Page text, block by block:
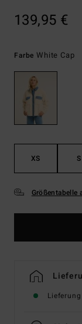
139,95 €
FarbeWhite Cap
XS S
Größentabelle